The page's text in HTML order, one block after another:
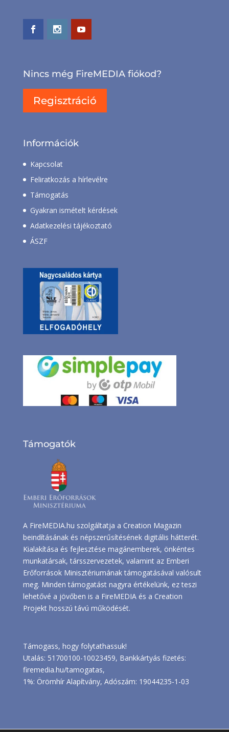
Nincs még FireMEDIA fiókod?
Regisztráció
Információk
Kapcsolat
Feliratkozás a hírlevélre
Támogatás
Gyakran ismételt kérdések
Adatkezelési tájékoztató
ÁSZF
Támogatók
A FireMEDIA.hu szolgáltatja a Creation Magazin
beindításának és népszerűsítésének digitális hátterét.
Kialakítása és fejlesztése magánemberek, önkéntes
munkatársak, társszervezetek, valamint az Emberi
Erőforrások Minisztériumának támogatásával valósult
meg. Minden támogatást nagyra értékelünk, ez teszi
lehetővé a jövőben is a FireMEDIA és a Creation
Projekt hosszú távú működését.
Támogass, hogy folytathassuk!
Utalás: 51700100-10023459, Bankkártyás fizetés:
firemedia.hu/tamogatas,
1%: Örömhír Alapítvány, Adószám: 19044235-1-03